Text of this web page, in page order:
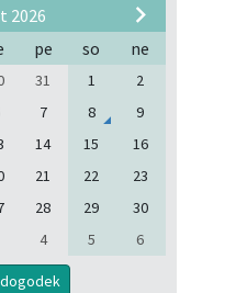
2026
pe so ne
31 1
2
7 8
9
14 15
16
21 22
23
28 29
30
4 5 6